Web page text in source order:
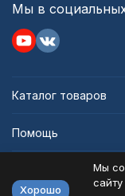
Мы в
Каталог товаров
Помощь
Хорошо
Мы